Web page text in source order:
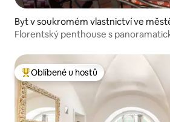
Byt v soukromém vlastnictví ve
Florentský penthouse s
Nejlepší v kategorii Oblíbené u hostů
Oblíbené u hostů